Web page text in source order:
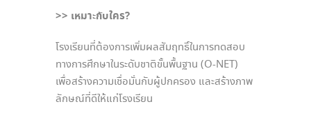
>> เหมาะกับใคร?
โรงเรียนที่ต้องการเพิ่มผลสัมฤทธิ์ในการทดสอบ
ทางการศึกษาในระดับชาติขั้นพื้นฐาน (O-NET)
เพื่อสร้างความเชื่อมั่นกับผู้ปกครอง และสร้างภาพ
ลักษณ์ที่ดีให้แก่โรงเรียน